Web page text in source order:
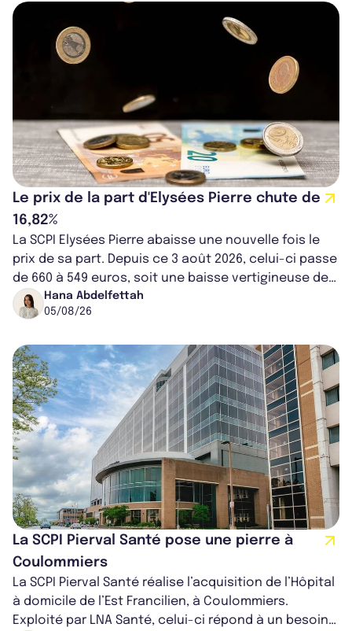
Le prix de la part d'Elysées Pierre chute de
16,82%
La SCPI Elysées Pierre abaisse une nouvelle fois le
prix de sa part. Depuis ce 3 août 2026, celui-ci passe
de 660 à 549 euros, soit une baisse vertigineuse de
16,82%. Cette nouvell...
Hana Abdelfettah
05/08/26
La SCPI Pierval Santé pose une pierre à
Coulommiers
La SCPI Pierval Santé réalise l’acquisition de l’Hôpital
à domicile de l’Est Francilien, à Coulommiers.
Exploité par LNA Santé, celui-ci répond à un besoin